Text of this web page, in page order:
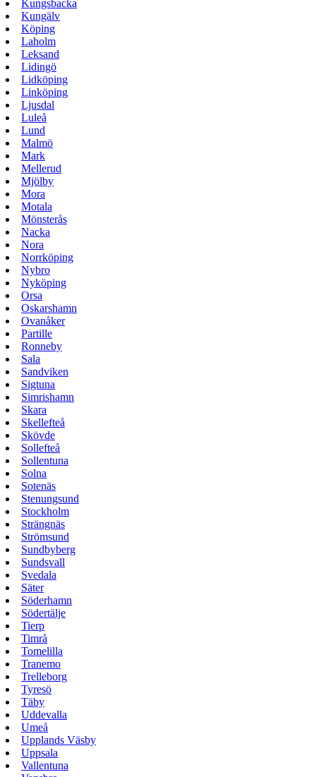
Kungsbacka
Kungälv
Köping
Laholm
Leksand
Lidingö
Lidköping
Linköping
Ljusdal
Luleå
Lund
Malmö
Mark
Mellerud
Mjölby
Mora
Motala
Mönsterås
Nacka
Nora
Norrköping
Nybro
Nyköping
Orsa
Oskarshamn
Ovanåker
Partille
Ronneby
Sala
Sandviken
Sigtuna
Simrishamn
Skara
Skellefteå
Skövde
Sollefteå
Sollentuna
Solna
Sotenäs
Stenungsund
Stockholm
Strängnäs
Strömsund
Sundbyberg
Sundsvall
Svedala
Säter
Söderhamn
Södertälje
Tierp
Timrå
Tomelilla
Tranemo
Trelleborg
Tyresö
Täby
Uddevalla
Umeå
Upplands Väsby
Uppsala
Vallentuna